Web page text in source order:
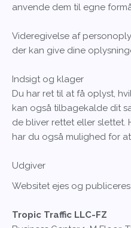
anvende dem til egne
Videregivelse af
der kan give dine
Indsigt og klager
Du har ret til at få oplyst,
kan også tilbagekalde dit
de bliver rettet eller slettet.
har du også mulighed for
Udgiver
Websitet ejes og publiceres
Tropic Traffic LLC-FZ